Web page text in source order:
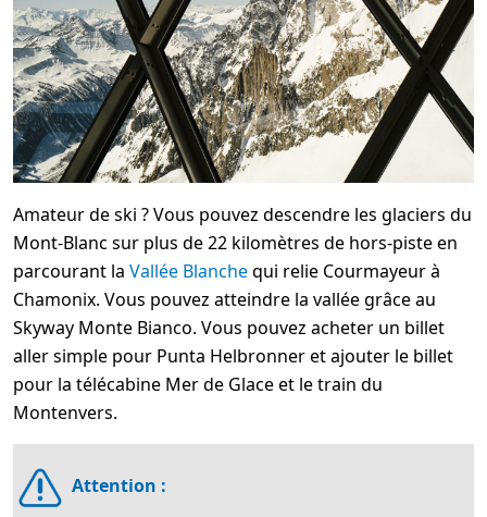
Amateur de ski ? Vous pouvez descendre les glaciers du
Mont-Blanc sur plus de 22 kilomètres de hors-piste en
parcourant la Vallée Blanchequi relie Courmayeur à
Chamonix. Vous pouvez atteindre la vallée grâce au
Skyway Monte Bianco. Vous pouvez acheter un billet
aller simple pour Punta Helbronner et ajouter le billet
pour la télécabine Mer de Glace et le train du
Montenvers.
Attention :